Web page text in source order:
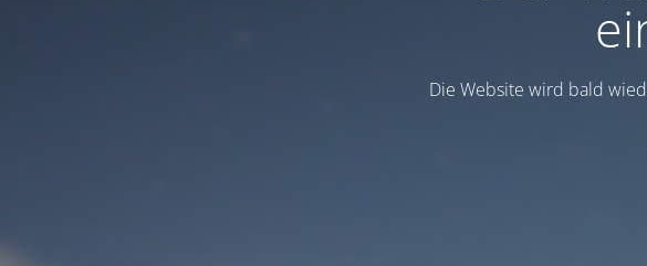
Die Website wird bald